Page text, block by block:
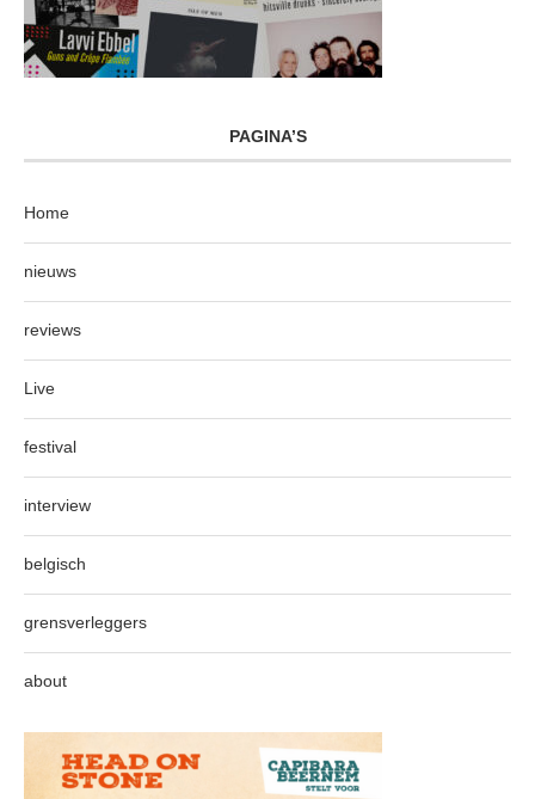
PAGINA’S
Home
nieuws
reviews
Live
festival
interview
belgisch
grensverleggers
about